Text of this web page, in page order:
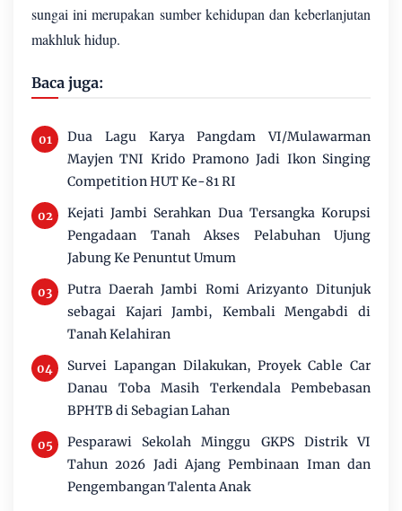
sungai ini merupakan sumber kehidupan dan keberlanjutan
makhluk hidup.
Baca juga:
Dua Lagu Karya Pangdam VI/Mulawarman
Mayjen TNI Krido Pramono Jadi Ikon Singing
Competition HUT Ke-81 RI
Kejati Jambi Serahkan Dua Tersangka Korupsi
Pengadaan Tanah Akses Pelabuhan Ujung
Jabung Ke Penuntut Umum
Putra Daerah Jambi Romi Arizyanto Ditunjuk
sebagai Kajari Jambi, Kembali Mengabdi di
Tanah Kelahiran
Survei Lapangan Dilakukan, Proyek Cable Car
Danau Toba Masih Terkendala Pembebasan
BPHTB di Sebagian Lahan
Pesparawi Sekolah Minggu GKPS Distrik VI
Tahun 2026 Jadi Ajang Pembinaan Iman dan
Pengembangan Talenta Anak